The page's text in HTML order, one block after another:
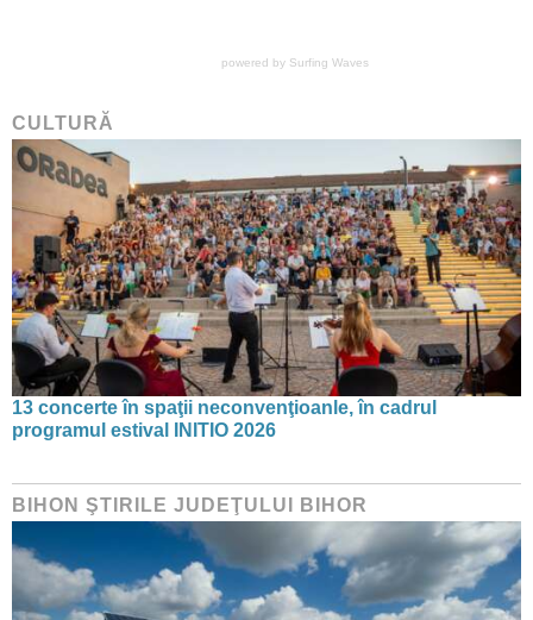
powered by Surfing Waves
CULTURĂ
13 concerte în spaţii neconvenţioanle, în cadrul
programul estival INITIO 2026
BIHON ŞTIRILE JUDEŢULUI BIHOR